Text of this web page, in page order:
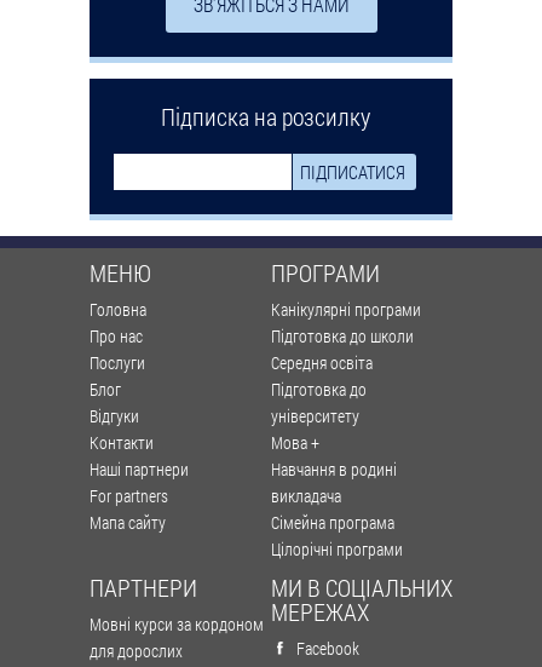
Підписка на розсилку
МЕНЮ
Головна
Про нас
Послуги
Блог
Відгуки
Контакти
Наші партнери
For partners
Мапа сайту
ПРОГРАМИ
Канікулярні програми
Підготовка до школи
Середня освіта
Підготовка до
університету
Мова +
Навчання в родині
викладача
Сімейна програма
Цілорічні програми
ПАРТНЕРИ
Мовні курси за кордоном
для дорослих
МИ В СОЦІАЛЬНИХ
МЕРЕЖАХ
Facebook